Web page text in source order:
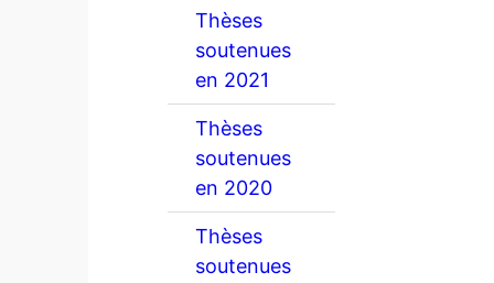
Thèses
soutenues
en 2021
Thèses
soutenues
en 2020
Thèses
soutenues